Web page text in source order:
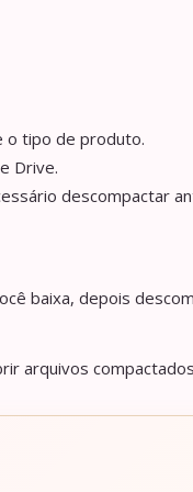
o tipo de produto.
Drive.
descompactar
baixa, depois
arquivos